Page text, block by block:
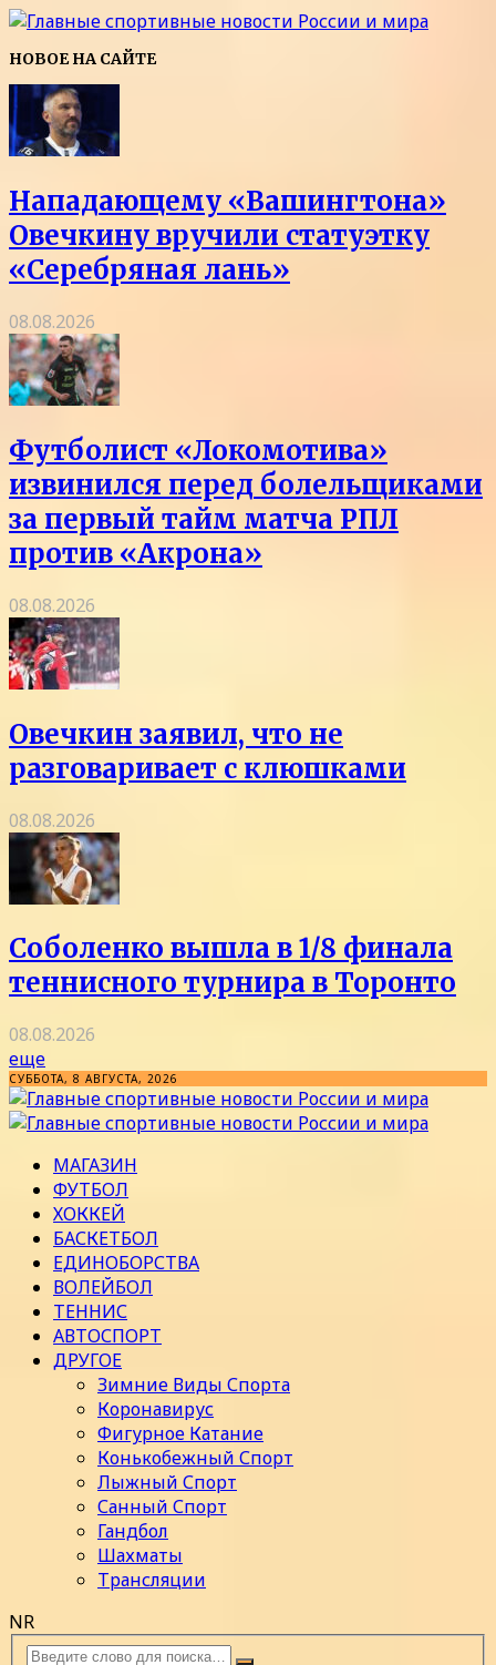
НОВОЕ НА САЙТЕ
Нападающему «Вашингтона»
Овечкину вручили статуэтку
«Серебряная лань»
08.08.2026
Футболист «Локомотива»
извинился перед болельщиками
за первый тайм матча РПЛ
против «Акрона»
08.08.2026
Овечкин заявил, что не
разговаривает с клюшками
08.08.2026
Соболенко вышла в 1/8 финала
теннисного турнира в Торонто
08.08.2026
еще
СУББОТА, 8 АВГУСТА, 2026
МАГАЗИН
ФУТБОЛ
ХОККЕЙ
БАСКЕТБОЛ
ЕДИНОБОРСТВА
ВОЛЕЙБОЛ
ТЕННИС
АВТОСПОРТ
ДРУГОЕ
Зимние Виды Спорта
Коронавирус
Фигурное Катание
Конькобежный Спорт
Лыжный Спорт
Санный Спорт
Гандбол
Шахматы
Трансляции
NR